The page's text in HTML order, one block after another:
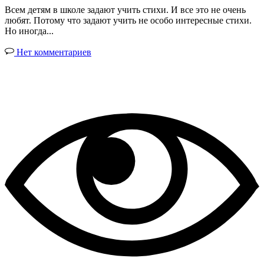
Всем детям в школе задают учить стихи. И все это не очень
любят. Потому что задают учить не особо интересные стихи.
Но иногда...
Нет комментариев